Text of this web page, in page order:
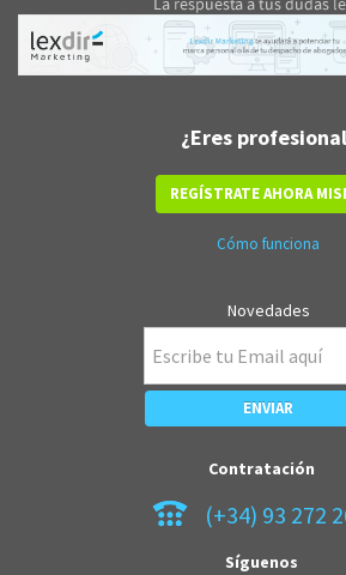
¿Eres
REGÍSTRATE AHORA
Cómo funciona
Novedades
Contratación
(+34) 93 272
Síguenos